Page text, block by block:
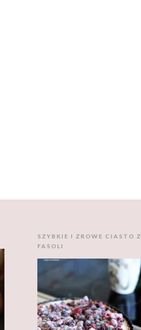
SZYBKIE I ZROWE CIASTO Z
FASOLI